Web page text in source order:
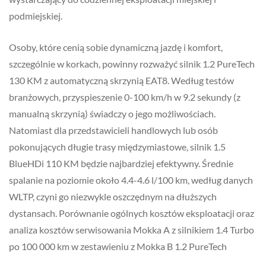
podmiejskiej.
Osoby, które cenią sobie dynamiczną jazdę i komfort,
szczególnie w korkach, powinny rozważyć silnik 1.2 PureTech
130 KM z automatyczną skrzynią EAT8. Według testów
branżowych, przyspieszenie 0-100 km/h w 9.2 sekundy (z
manualną skrzynią) świadczy o jego możliwościach.
Natomiast dla przedstawicieli handlowych lub osób
pokonujących długie trasy międzymiastowe, silnik 1.5
BlueHDi 110 KM będzie najbardziej efektywny. Średnie
spalanie na poziomie około 4.4-4.6 l/100 km, według danych
WLTP, czyni go niezwykle oszczędnym na dłuższych
dystansach. Porównanie ogólnych kosztów eksploatacji oraz
analiza kosztów serwisowania Mokka A z silnikiem 1.4 Turbo
po 100 000 km w zestawieniu z Mokka B 1.2 PureTech